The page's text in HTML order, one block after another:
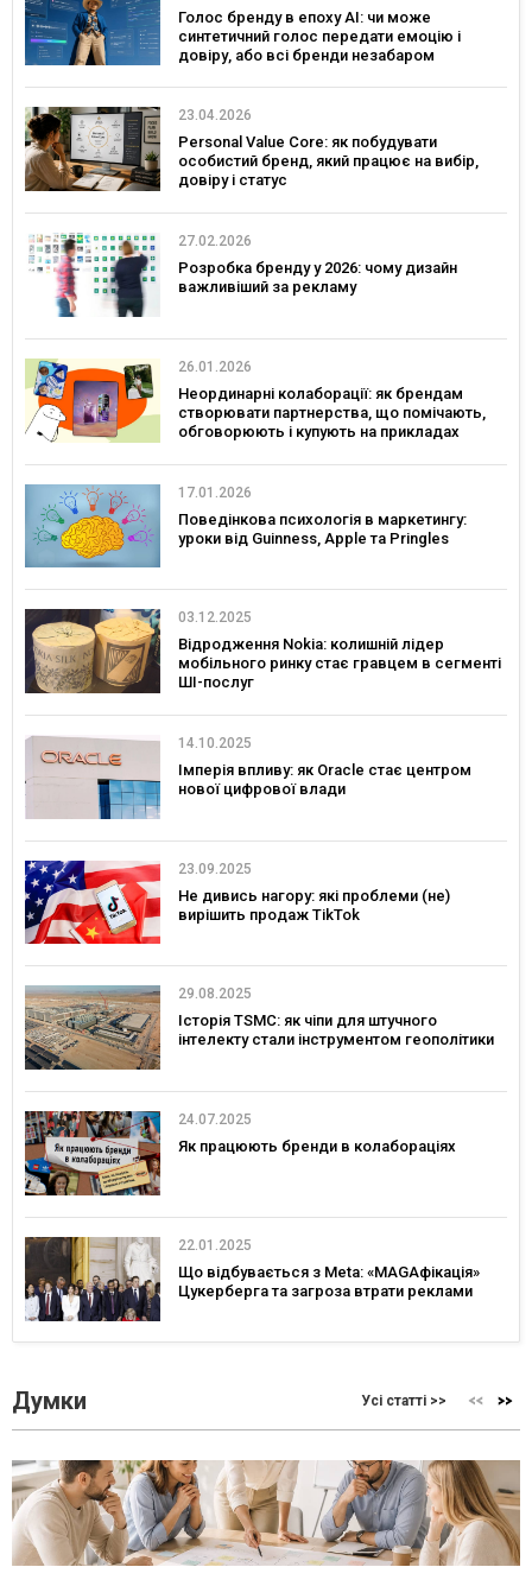
Голос бренду в епоху АІ: чи може
синтетичний голос передати емоцію і
довіру, або всі бренди незабаром
23.04.2026
Personal Value Core: як побудувати
особистий бренд, який працює на вибір,
довіру і статус
27.02.2026
Розробка бренду у 2026: чому дизайн
важливіший за рекламу
26.01.2026
Неординарні колаборації: як брендам
створювати партнерства, що помічають,
обговорюють і купують на прикладах
17.01.2026
Поведінкова психологія в маркетингу:
уроки від Guinness, Apple та Pringles
03.12.2025
Відродження Nokia: колишній лідер
мобільного ринку стає гравцем в сегменті
ШІ-послуг
14.10.2025
Імперія впливу: як Oracle стає центром
нової цифрової влади
23.09.2025
Не дивись нагору: які проблеми (не)
вирішить продаж TikTok
29.08.2025
Історія TSMC: як чіпи для штучного
інтелекту стали інструментом геополітики
24.07.2025
Як працюють бренди в колабораціях
22.01.2025
Що відбувається з Meta: «MAGAфікація»
Цукерберга та загроза втрати реклами
Думки Усі статті >>